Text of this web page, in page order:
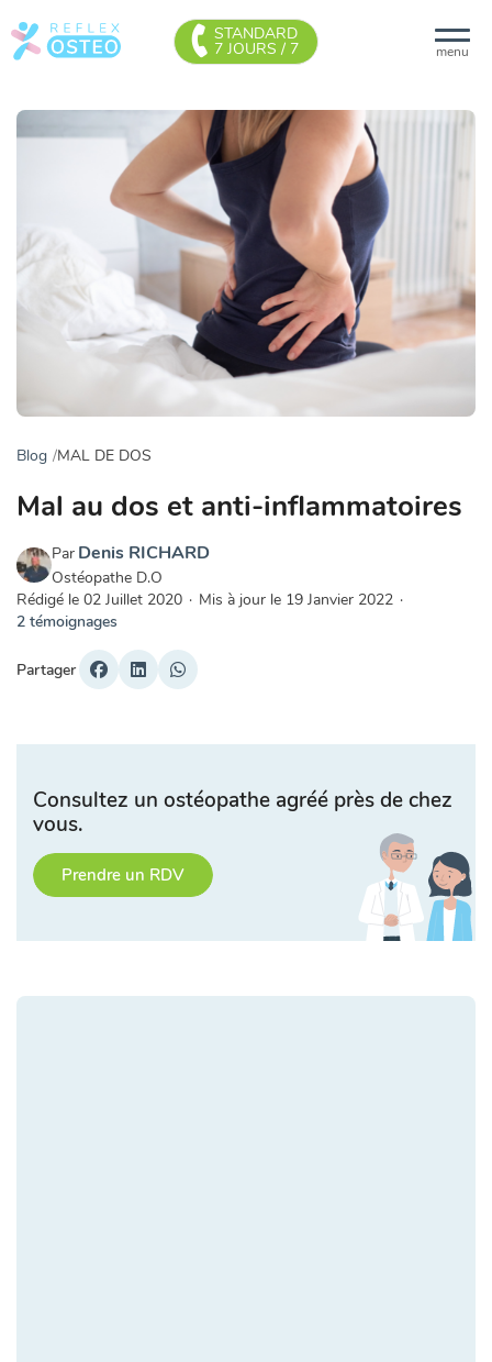
menu
STANDARD
7 JOURS / 7
Blog MAL DE DOS
Mal au dos et anti-inflammatoires
Par Denis RICHARD
Ostéopathe D.O
Rédigé le 02 Juillet 2020 · Mis à jour le 19 Janvier 2022 ·
2 témoignages
Partager
Consultez un ostéopathe agréé près de chez
vous.
Prendre un RDV